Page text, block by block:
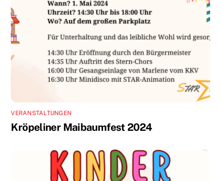
VERANSTALTUNGEN
Kröpeliner Maibaumfest 2024